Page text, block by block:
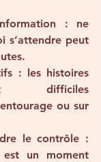
: ne
s’attendre peut
: les histoires
difficiles
ou sur
le contrôle :
est un moment